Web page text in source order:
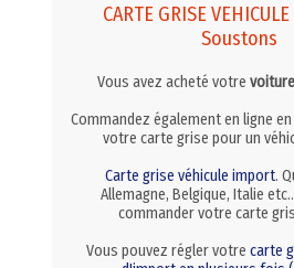
CARTE GRISE
Soustons
Vous avez acheté votre
Commandez également en ligne
votre carte grise pour un
Carte grise véhicule import.
Allemagne, Belgique, Italie
commander votre carte
Vous pouvez régler votrecarte